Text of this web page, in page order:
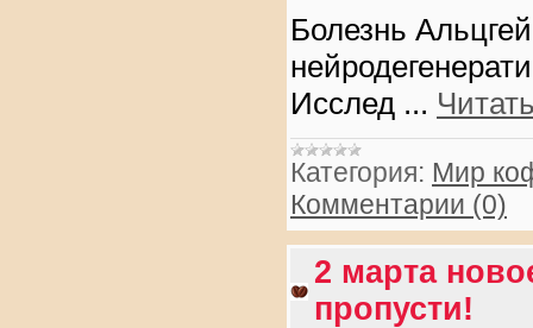
Болезнь
Исслед ...
Категория: Мир
Комментарии (0)
2 марта
пропусти!